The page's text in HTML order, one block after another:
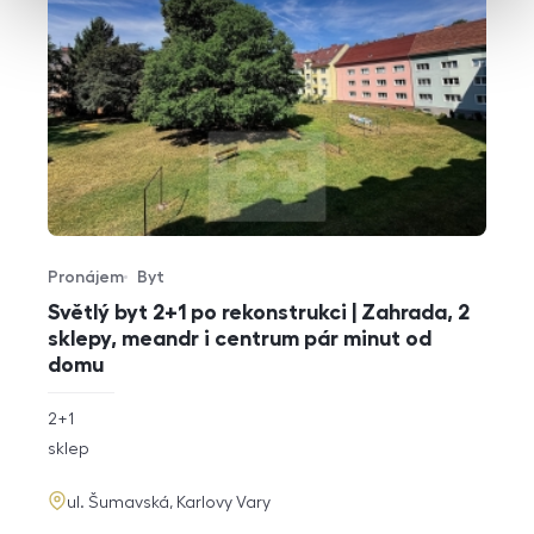
Světlý byt 2+1 po rekonstrukci | Zahrada, 2
sklepy, meandr i centrum pár minut od
domu
Typ nabídky
Pronájem
Typ nemovitosti
Byt
rozměry
2+1
funkce
sklep
adresa
ul. Šumavská, Karlovy Vary